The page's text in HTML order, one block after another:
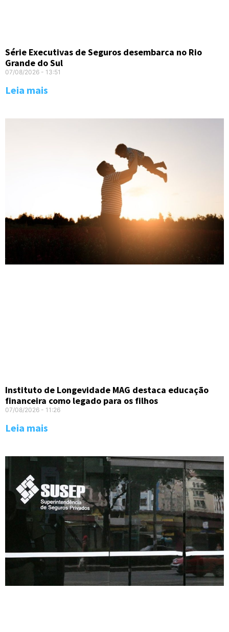
Série Executivas de Seguros desembarca no Rio
Grande do Sul
07/08/2026 13:51
Leia mais
Instituto de Longevidade MAG destaca educação
financeira como legado para os filhos
07/08/2026 11:26
Leia mais